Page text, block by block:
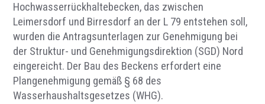
Hochwasserrückhaltebecken, das zwischen
Leimersdorf und Birresdorf an der L 79 entstehen soll,
wurden die Antragsunterlagen zur Genehmigung bei
der Struktur- und Genehmigungsdirektion (SGD) Nord
eingereicht. Der Bau des Beckens erfordert eine
Plangenehmigung gemäß § 68 des
Wasserhaushaltsgesetzes (WHG).